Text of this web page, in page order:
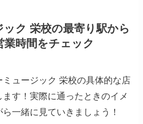
ク 栄校の最寄り駅から
時間をチェック
ミュージック 栄校の具体的な店
す！実際に通ったときのイメ
一緒に見ていきましょう！